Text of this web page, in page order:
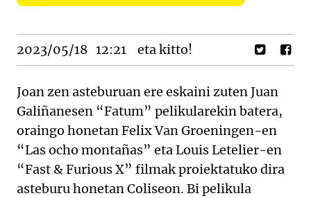
2023/05/18 12:21 eta kitto!
Joan zen asteburuan ere eskaini zuten Juan
Galiñanesen “Fatum” pelikularekin batera,
oraingo honetan Felix Van Groeningen-en
“Las ocho montañas” eta Louis Letelier-en
“Fast & Furious X” filmak proiektatuko dira
asteburu honetan Coliseon. Bi pelikula